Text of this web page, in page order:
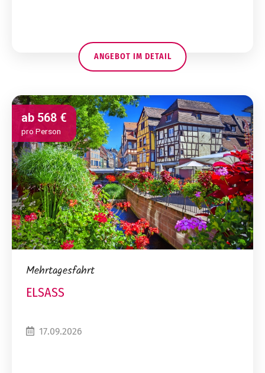
ANGEBOT IM DETAIL
ab 568 €
pro Person
Mehrtagesfahrt
ELSASS
17.09.2026